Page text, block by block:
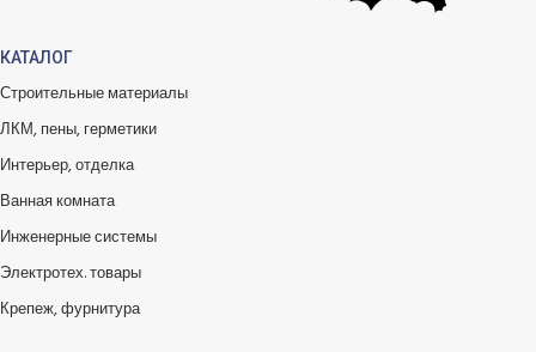
КАТАЛОГ
Строительные материалы
ЛКМ, пены, герметики
Интерьер, отделка
Ванная комната
Инженерные системы
Электротех. товары
Крепеж, фурнитура